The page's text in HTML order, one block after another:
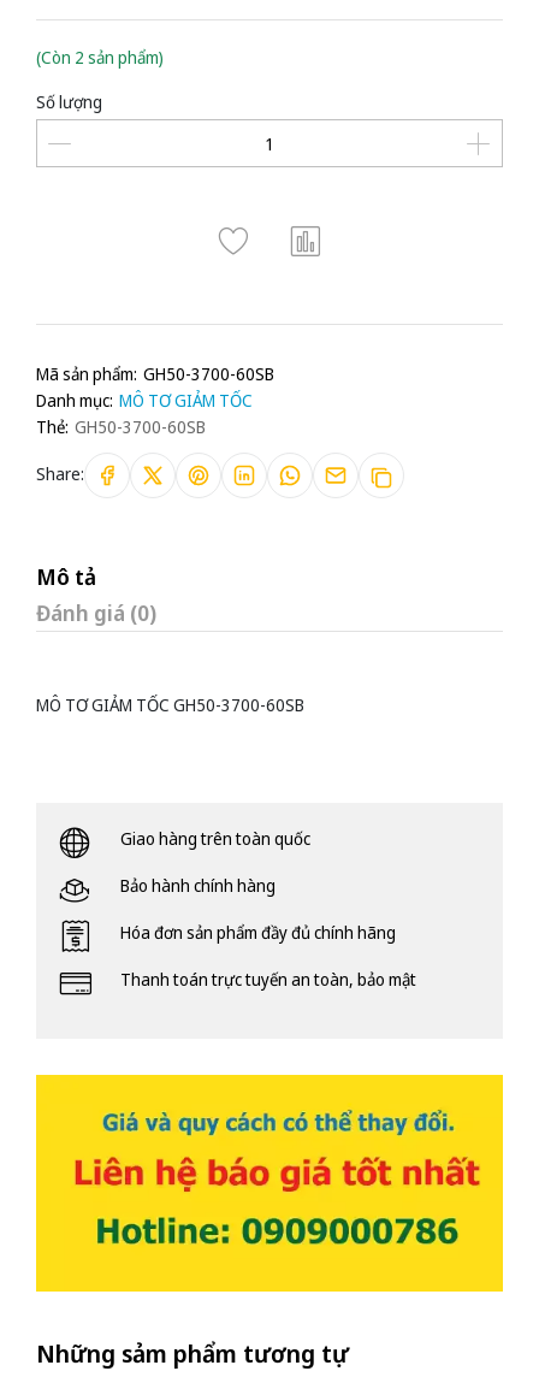
(Còn 2 sản phẩm)
Số lượng
Mã sản phẩm: GH50-3700-60SB
Danh mục: MÔ TƠ GIẢM TỐC
Thẻ: GH50-3700-60SB
Share:
Mô tả
Đánh giá (0)
MÔ TƠ GIẢM TỐC GH50-3700-60SB
Giao hàng trên toàn quốc
Bảo hành chính hàng
Hóa đơn sản phẩm đầy đủ chính hãng
Thanh toán trực tuyến an toàn, bảo mật
Những sảm phẩm tương tự